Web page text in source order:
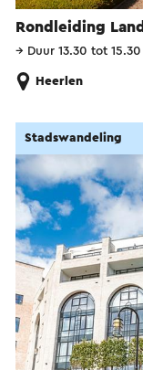
Rondleiding
→ Duur 13.30 tot
Heerlen
Stadswandeling